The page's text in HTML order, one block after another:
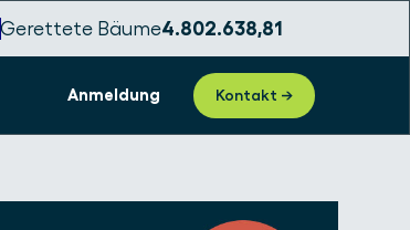
Gerettete Bäume4.802.638,82
Anmeldung Kontakt →